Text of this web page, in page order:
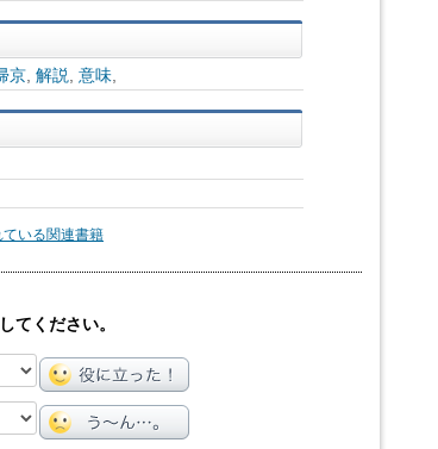
京 解説 意味
いる関連書籍
てください。